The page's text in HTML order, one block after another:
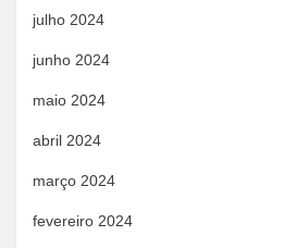
julho 2024
junho 2024
maio 2024
abril 2024
março 2024
fevereiro 2024